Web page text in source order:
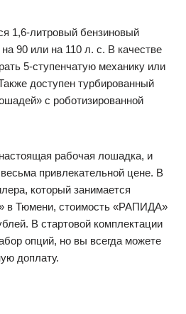
1,6-литровый бензиновый
90 или на 110 л. с. В качестве
5-ступенчатую механику или
доступен турбированный
с роботизированной
рабочая лошадка, и
привлекательной цене. В
который занимается
в Тюмени, стоимость «РАПИДА»
В стартовой комплектации
опций, но вы всегда можете
доплату.